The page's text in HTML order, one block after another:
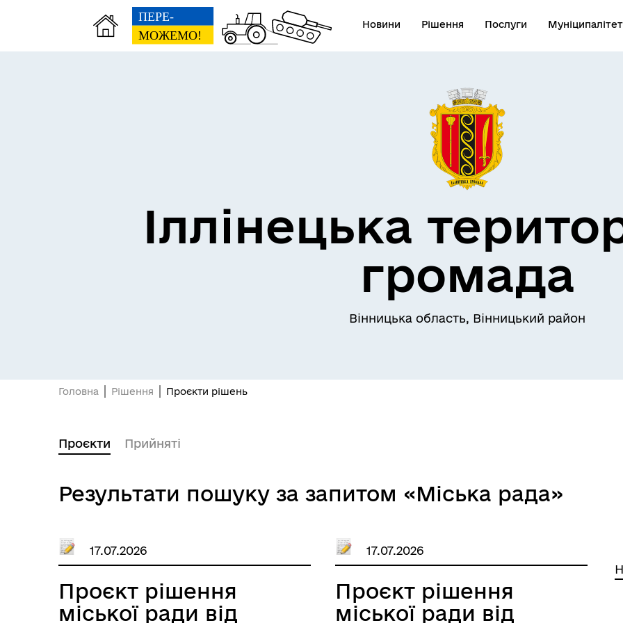
Новини Рішення Послуги Муніципалітет
Іллінецька
громада
Вінницька область, Вінницький район
Головна Рішення Проєкти рішень
Проєкти Прийняті
Результати пошуку за запитом «Міська рада»
17.07.2026
Проєкт рішення
міської ради від
17.07.2026
Проєкт рішення
міської ради від